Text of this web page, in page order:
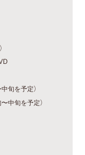
旬を予定）
中旬を予定）